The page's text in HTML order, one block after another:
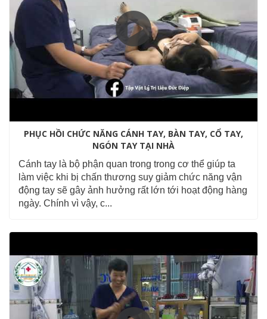
PHỤC HỒI CHỨC NĂNG CÁNH TAY, BÀN TAY, CỔ TAY,
NGÓN TAY TẠI NHÀ
Cánh tay là bộ phận quan trong trong cơ thể giúp ta
làm việc khi bị chấn thương suy giảm chức năng vận
động tay sẽ gây ảnh hưởng rất lớn tới hoạt động hàng
ngày. Chính vì vậy, c...